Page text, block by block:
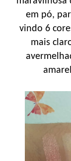
em pó,
vindo 6
mais